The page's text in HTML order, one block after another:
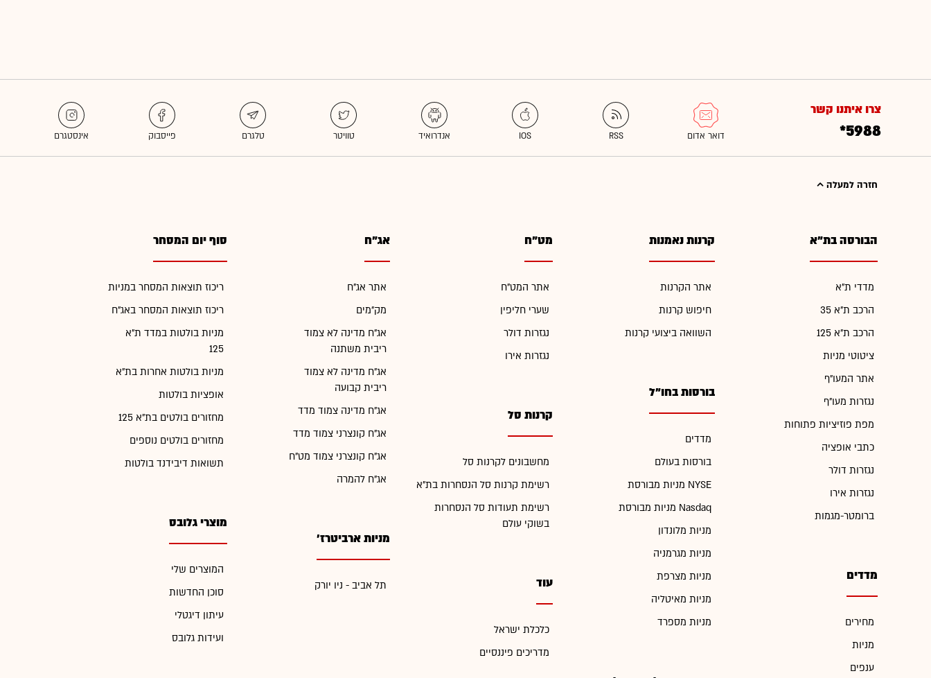
צרו איתנו קשר
*5988
חזרה למעלה
הבורסה בת"א
מדדי ת"א
הרכב ת"א 35
הרכב ת"א 125
ציטוטי מניות
אתר המעו"ף
נגזרות מעו"ף
מפת פוזיציות פתוחות
כתבי אופציה
נגזרות דולר
נגזרות אירו
ברומטר-מגמות
מדדים
מחירים
מניות
ענפים
קרנות נאמנות
אתר הקרנות
חיפוש קרנות
השוואה ביצועי קרנות
בורסות בחו"ל
מדדים
בורסות בעולם
מניות מבורסת NYSE
מניות מבורסת Nasdaq
מניות מלונדון
מניות מגרמניה
מניות מצרפת
מניות מאיטליה
מניות מספרד
מט"ח
אתר המט"ח
שערי חליפין
נגזרות דולר
נגזרות אירו
קרנות סל
מחשבונים לקרנות סל
רשימת קרנות סל הנסחרות בת"א
רשימת תעודות סל הנסחרות
בשוקי עולם
עוד
כלכלת ישראל
מדריכים פיננסיים
אג"ח
אתר אג"ח
מק"מים
אג"ח מדינה לא צמוד
ריבית משתנה
אג"ח מדינה לא צמוד
ריבית קבועה
אג"ח מדינה צמוד מדד
אג"ח קונצרני צמוד מדד
אג"ח קונצרני צמוד מט"ח
אג"ח להמרה
מניות ארביטרז'
תל אביב - ניו יורק
סוף יום המסחר
ריכוז תוצאות המסחר במניות
ריכוז תוצאות המסחר באג"ח
מניות בולטות במדד ת"א
125
מניות בולטות אחרות בת"א
אופציות בולטות
מחזורים בולטים בת"א 125
מחזורים בולטים נוספים
תשואות דיבידנד בולטות
מוצרי גלובס
המוצרים שלי
סוכן החדשות
עיתון דיגטלי
ועידות גלובס